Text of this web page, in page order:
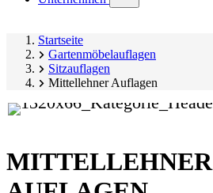
submenu)
Startseite
Gartenmöbelauflagen
Sitzauflagen
Mittellehner Auflagen
MITTELLEHNER